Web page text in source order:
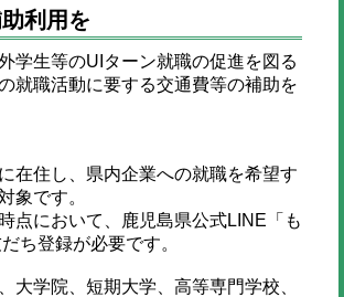
利用を
学生等のUIターン就職の促進を図る
就職活動に要する交通費等の補助を
在住し、県内企業への就職を希望す
象です。
点において、鹿児島県公式LINE「も
ち登録が必要です。
大学院、短期大学、高等専門学校、